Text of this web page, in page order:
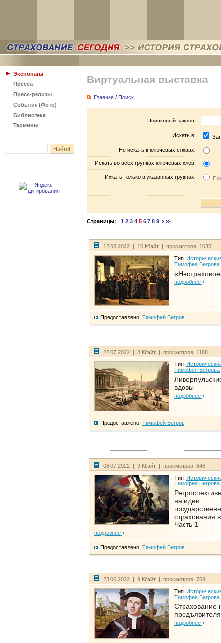
Экспонаты
Пресса
Пресс-релизы
События (Фото)
Библиотека
Термины
Виртуальная выставка –
Главная / Поиск
Поисковый запрос:
Искать в:
Не искать в ключевых словах:
Искать во всех группах ключевых слов:
Искать только в указанных группах:
Страницы: 1 2 3 4 5 6 7 8 9
12.08.2022 | 10 Кбайт | просмотров: 1035
Тип:
Тимофея Бегрова
подробнее
Предоставлено: Тимофей Бегров
22.07.2022 | 8 Кбайт | просмотров: 1188
Тип:
Тимофея Бегрова
вдовы
подробнее
Предоставлено: Тимофей Бегров
08.07.2022 | 9 Кбайт | просмотров: 846
Тип:
Тимофея Бегрова
на идеи
страхования
Часть 1
подробнее
Предоставлено: Тимофей Бегров
23.06.2022 | 9 Кбайт | просмотров: 754
Тип:
Тимофея Бегрова
Страхование
предъявителя
подробнее